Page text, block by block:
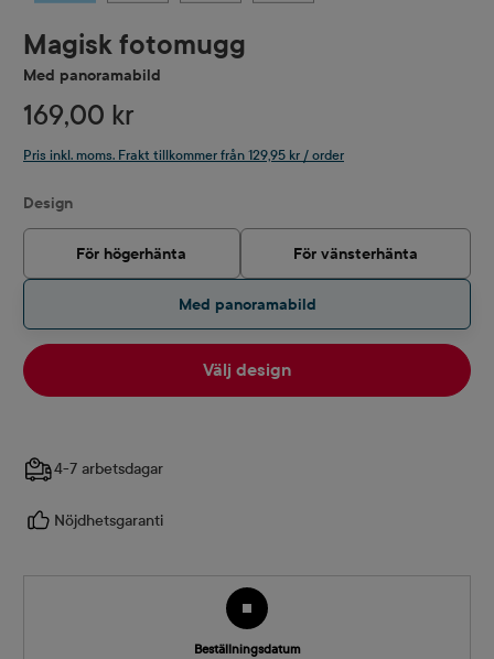
Magisk fotomugg
Med panoramabild
169,00 kr
Pris inkl. moms. Frakt tillkommer från 129,95 kr / order
Välj
Design
För högerhänta För vänsterhänta
Med panoramabild
Välj design
4-7 arbetsdagar
Nöjdhetsgaranti
Beställningsdatum